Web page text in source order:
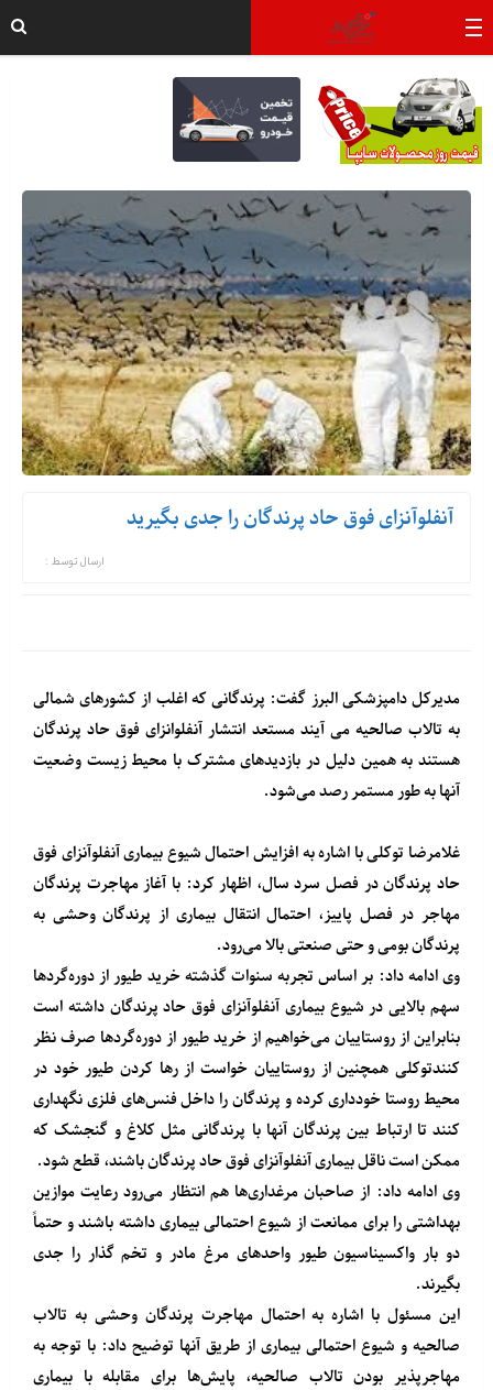
آنفلوآنزای فوق حاد پرندگان را جدی بگیرید
ارسال توسط :
مدیرکل دامپزشکی البرز گفت: پرندگانی که اغلب از کشورهای شمالی
به تالاب صالحیه می آیند مستعد انتشار آنفلوانزای فوق حاد پرندگان
هستند به همین دلیل در بازدیدهای مشترک با محیط زیست وضعیت
آنها به طور مستمر رصد می‌شود.
غلامرضا توکلی با اشاره به افزایش احتمال شیوع بیماری آنفلوآنزای فوق
حاد پرندگان در فصل سرد سال، اظهار کرد: با آغاز مهاجرت پرندگان
مهاجر در فصل پاییز، احتمال انتقال بیماری از پرندگان وحشی به
پرندگان بومی و حتی صنعتی بالا می‌رود.
وی ادامه داد: بر اساس تجربه سنوات گذشته خرید طیور از دوره‌گردها
سهم بالایی در شیوع بیماری آنفلوآنزای فوق حاد پرندگان داشته است
بنابراین از روستاییان می‌خواهیم از خرید طیور از دوره‌گردها صرف نظر
کنندتوکلی همچنین از روستاییان خواست از رها کردن طیور خود در
محیط روستا خودداری کرده و پرندگان را داخل فنس‌های فلزی نگهداری
کنند تا ارتباط بین پرندگان آنها با پرندگانی مثل کلاغ و گنجشک که
ممکن است ناقل بیماری آنفلوآنزای فوق حاد پرندگان باشند، قطع شود.
وی ادامه داد: از صاحبان مرغداری‌ها هم انتظار می‌رود رعایت موازین
بهداشتی را برای ممانعت از شیوع احتمالی بیماری داشته باشند و حتماً
دو بار واکسیناسیون طیور واحدهای مرغ مادر و تخم گذار را جدی
بگیرند.
این مسئول با اشاره به احتمال مهاجرت پرندگان وحشی به تالاب
صالحیه و شیوع احتمالی بیماری از طریق آنها توضیح داد: با توجه به
مهاجرپذیر بودن تالاب صالحیه، پایش‌ها برای مقابله با بیماری